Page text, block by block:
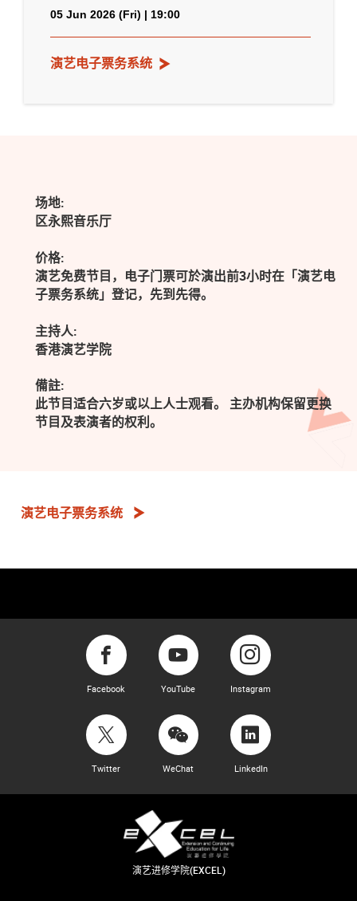
05 Jun 2026 (Fri) | 19:00
演艺电子票务系统
场地:
区永熙音乐厅
价格:
演艺免费节目，电子门票可於演出前3小时在「演艺电
子票务系统」登记，先到先得。
主持人:
香港演艺学院
備註:
此节目适合六岁或以上人士观看。 主办机构保留更换
节目及表演者的权利。
演艺电子票务系统
Facebook YouTube Instagram
Twitter WeChat LinkedIn
演艺进修学院(EXCEL)